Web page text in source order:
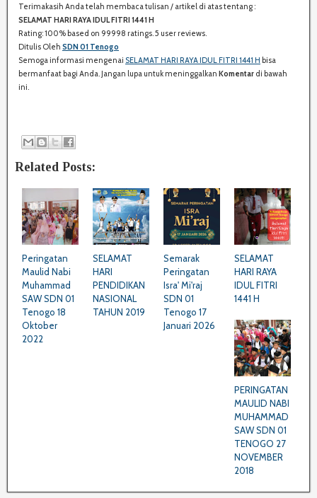
Terimakasih Anda telah membaca tulisan / artikel di atas tentang :
SELAMAT HARI RAYA IDUL FITRI 1441 H
Rating:100% based on 99998 ratings. 5 user reviews.
Ditulis Oleh SDN 01 Tenogo
Semoga informasi mengenai SELAMAT HARI RAYA IDUL FITRI 1441 H bisa
bermanfaat bagi Anda. Jangan lupa untuk meninggalkan Komentar di bawah
ini.
Related Posts:
Peringatan
Maulid Nabi
Muhammad
SAW SDN 01
Tenogo 18
Oktober
2022
SELAMAT
HARI
PENDIDIKAN
NASIONAL
TAHUN 2019
Semarak
Peringatan
Isra' Mi'raj
SDN 01
Tenogo 17
Januari 2026
SELAMAT
HARI RAYA
IDUL FITRI
1441 H
PERINGATAN
MAULID NABI
MUHAMMAD
SAW SDN 01
TENOGO 27
NOVEMBER
2018